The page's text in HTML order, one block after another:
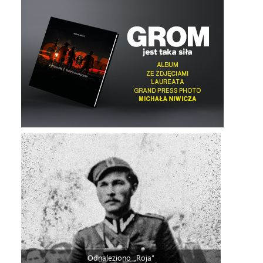
Odnaleziono „Roja”